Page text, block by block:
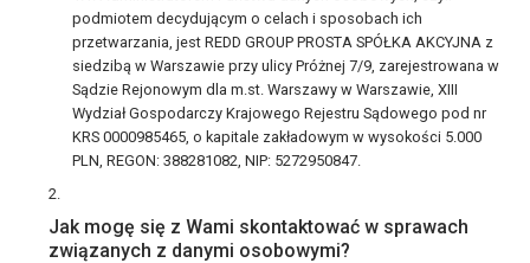
podmiotem decydującym o celach i sposobach ich
przetwarzania, jest REDD GROUP PROSTA SPÓŁKA AKCYJNA z
siedzibą w Warszawie przy ulicy Próżnej 7/9, zarejestrowana w
Sądzie Rejonowym dla m.st. Warszawy w Warszawie, XIII
Wydział Gospodarczy Krajowego Rejestru Sądowego pod nr
KRS 0000985465, o kapitale zakładowym w wysokości 5.000
PLN, REGON: 388281082, NIP: 5272950847.
Jak mogę się z Wami skontaktować w sprawach
związanych z danymi osobowymi?